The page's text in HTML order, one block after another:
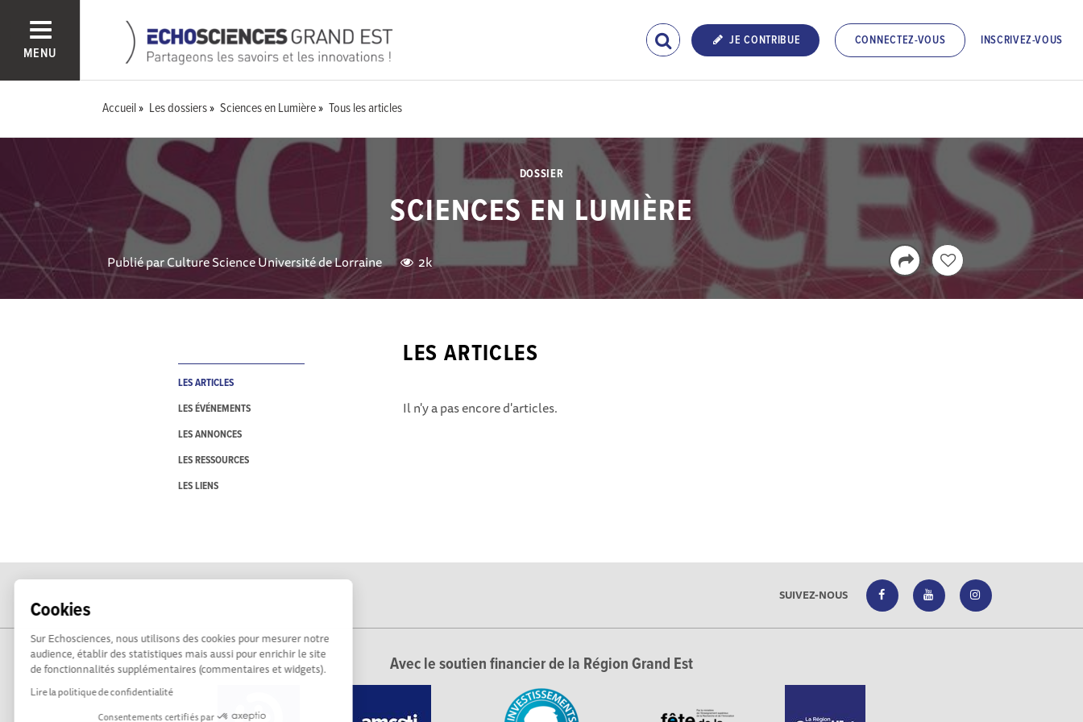
Cookies
Sur Echosciences, nous utilisons des cookies pour mesurer notre
audience, établir des statistiques mais aussi pour enrichir le site
de fonctionnalités supplémentaires (commentaires et widgets).
Lire la politique de confidentialité
Consentements certifiés par
MENU
JE CONTRIBUE CONNECTEZ-VOUS INSCRIVEZ-VOUS
Accueil Les dossiers Sciences en Lumière Tous les articles
DOSSIER
SCIENCES EN LUMIÈRE
Publié parCulture Science Université de Lorraine 2k
LES ARTICLES
LES ÉVÉNEMENTS
LES ANNONCES
LES RESSOURCES
LES LIENS
LES ARTICLES
Il n'y a pas encore d'articles.
SUIVEZ-NOUS
Avec le soutien financier de la Région Grand Est